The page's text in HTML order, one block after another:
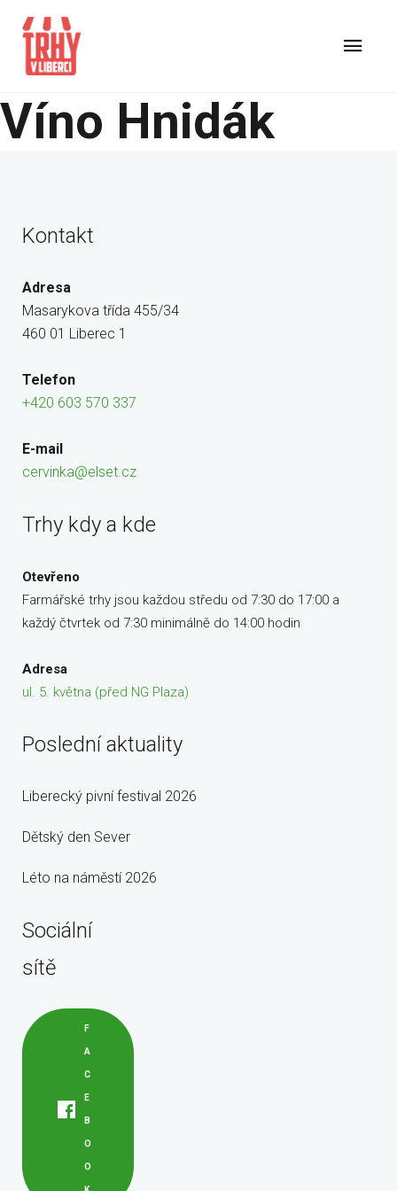
Víno Hnidák
Kontakt
Adresa
Masarykova třída 455/34
460 01 Liberec 1
Telefon
+420 603 570 337
E-mail
cervinka@elset.cz
Trhy kdy a kde
Otevřeno
Farmářské trhy jsou každou středu od 7:30 do 17:00 a
každý čtvrtek od 7:30 minimálně do 14:00 hodin
Adresa
ul. 5. května (před NG Plaza)
Poslední aktuality
Liberecký pivní festival 2026
Dětský den Sever
Léto na náměstí 2026
Sociální
sítě
F
A
C
E
B
O
O